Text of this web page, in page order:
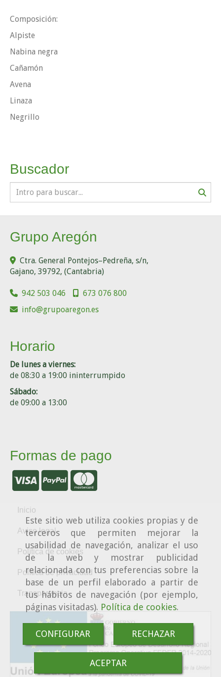
Este sitio web utiliza cookies propias y de
terceros que permiten mejorar la
usabilidad de navegación, analizar el uso
de la web y mostrar publicidad
relacionada con tus preferencias sobre la
base de un perfil elaborado a partir de
tus hábitos de navegación (por ejemplo,
páginas visitadas). Política de cookies.
CONFIGURAR RECHAZAR
ACEPTAR
Composición:
Alpiste
Nabina negra
Cañamón
Avena
Linaza
Negrillo
Buscador
Grupo Aregón
Ctra. General Pontejos–Pedreña, s/n,
Gajano, 39792, (Cantabria)
942 503 046
673 076 800
info
grupoaregon.es
Horario
De lunes a viernes:
de 08:30 a 19:00 ininterrumpido
Sábado:
de 09:00 a 13:00
Formas de pago
Inicio
Aviso legal
Política de cookies
Política de privacidad
Transparencia